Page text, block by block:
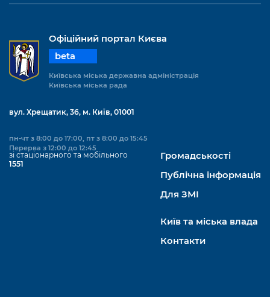
Офіційний портал Києва
beta
Київська міська державна адміністрація
Київська міська рада
вул. Хрещатик, 36, м. Київ, 01001
пн-чт з 8:00 до 17:00, пт з 8:00 до 15:45
Перерва з 12:00 до 12:45
зі стаціонарного та мобільного
1551
Громадськості
Публічна інформація
Для ЗМІ
Київ та міська влада
Контакти